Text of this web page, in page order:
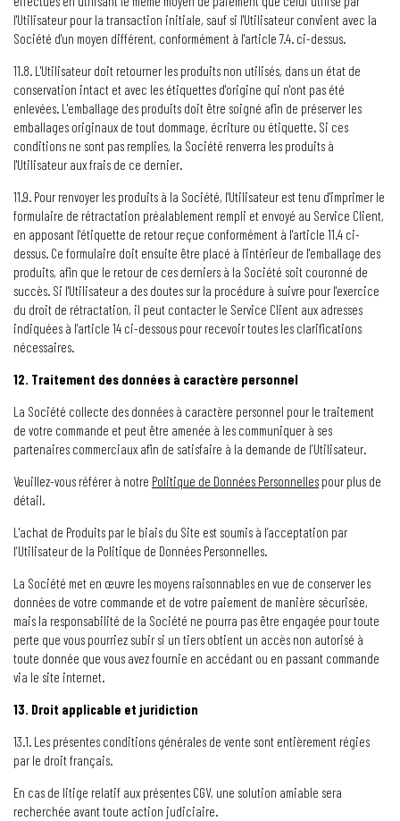
l'Utilisateur pour la transaction initiale, sauf si l'Utilisateur convient avec la
Société d'un moyen différent, conformément à l'article 7.4. ci-dessus.
11.8. L'Utilisateur doit retourner les produits non utilisés, dans un état de
conservation intact et avec les étiquettes d'origine qui n'ont pas été
enlevées. L'emballage des produits doit être soigné afin de préserver les
emballages originaux de tout dommage, écriture ou étiquette. Si ces
conditions ne sont pas remplies, la Société renverra les produits à
l'Utilisateur aux frais de ce dernier.
11.9. Pour renvoyer les produits à la Société, l'Utilisateur est tenu d'imprimer le
formulaire de rétractation préalablement rempli et envoyé au Service Client,
en apposant l'étiquette de retour reçue conformément à l'article 11.4 ci-
dessus. Ce formulaire doit ensuite être placé à l'intérieur de l'emballage des
produits, afin que le retour de ces derniers à la Société soit couronné de
succès. Si l'Utilisateur a des doutes sur la procédure à suivre pour l'exercice
du droit de rétractation, il peut contacter le Service Client aux adresses
indiquées à l'article 14 ci-dessous pour recevoir toutes les clarifications
nécessaires.
12. Traitement des données à caractère personnel
La Société collecte des données à caractère personnel pour le traitement
de votre commande et peut être amenée à les communiquer à ses
partenaires commerciaux afin de satisfaire à la demande de l’Utilisateur.
Veuillez-vous référer à notre Politique de Données Personnelles pour plus de
détail.
L'achat de Produits par le biais du Site est soumis à l’acceptation par
l’Utilisateur de la Politique de Données Personnelles.
La Société met en œuvre les moyens raisonnables en vue de conserver les
données de votre commande et de votre paiement de manière sécurisée,
mais la responsabilité de la Société ne pourra pas être engagée pour toute
perte que vous pourriez subir si un tiers obtient un accès non autorisé à
toute donnée que vous avez fournie en accédant ou en passant commande
via le site internet.
13. Droit applicable et juridiction
13.1. Les présentes conditions générales de vente sont entièrement régies
par le droit français.
En cas de litige relatif aux présentes CGV, une solution amiable sera
recherchée avant toute action judiciaire.